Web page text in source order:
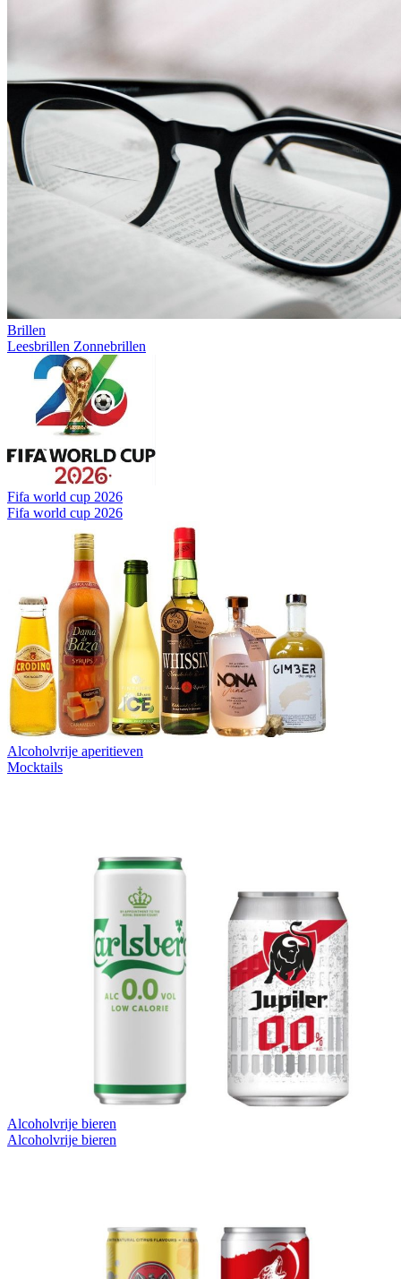
Brillen
Leesbrillen Zonnebrillen
Fifa world cup 2026
Fifa world cup 2026
Alcoholvrije aperitieven
Mocktails
Alcoholvrije bieren
Alcoholvrije bieren